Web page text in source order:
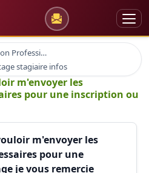
Orientation Professionnelle
stagiaire infos
m'envoyer les
pour une inscription ou
m'envoyer les
pour une
je vous remercie